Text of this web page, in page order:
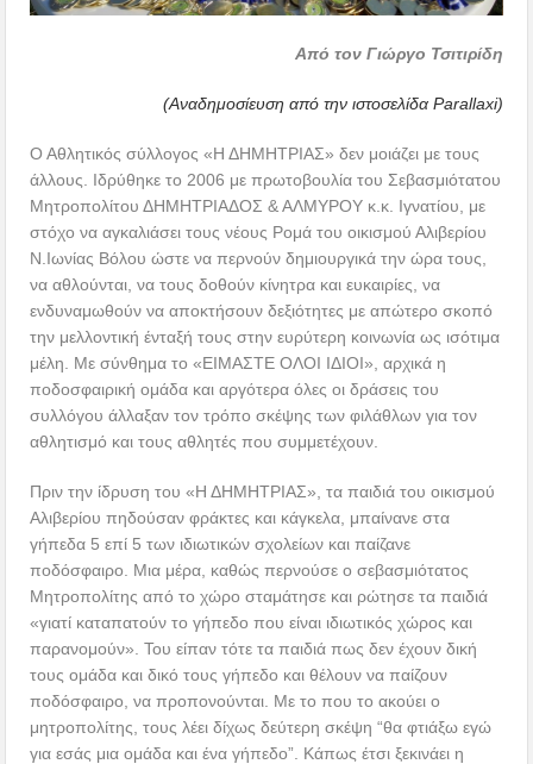
Από τoν Γιώργο Τσιτιρίδη
(Αναδημοσίευση από την ιστοσελίδα Parallaxi)
Ο Αθλητικός σύλλογος «Η ΔΗΜΗΤΡΙΑΣ» δεν μοιάζει με τους
άλλους. Ιδρύθηκε το 2006 με πρωτοβουλία του Σεβασμιότατου
Μητροπολίτου ΔΗΜΗΤΡΙΑΔΟΣ & ΑΛΜΥΡΟΥ κ.κ. Ιγνατίου, με
στόχο να αγκαλιάσει τους νέους Ρομά του οικισμού Αλιβερίου
Ν.Ιωνίας Βόλου ώστε να περνούν δημιουργικά την ώρα τους,
να αθλούνται, να τους δοθούν κίνητρα και ευκαιρίες, να
ενδυναμωθούν να αποκτήσουν δεξιότητες με απώτερο σκοπό
την μελλοντική ένταξή τους στην ευρύτερη κοινωνία ως ισότιμα
μέλη. Με σύνθημα το «ΕΙΜΑΣΤΕ OΛΟΙ ΙΔΙΟΙ», αρχικά η
ποδοσφαιρική ομάδα και αργότερα όλες οι δράσεις του
συλλόγου άλλαξαν τον τρόπο σκέψης των φιλάθλων για τον
αθλητισμό και τους αθλητές που συμμετέχουν.
Πριν την ίδρυση του «Η ΔΗΜΗΤΡΙΑΣ», τα παιδιά του οικισμού
Αλιβερίου πηδούσαν φράκτες και κάγκελα, μπαίνανε στα
γήπεδα 5 επί 5 των ιδιωτικών σχολείων και παίζανε
ποδόσφαιρο. Μια μέρα, καθώς περνούσε ο σεβασμιότατος
Μητροπολίτης από το χώρο σταμάτησε και ρώτησε τα παιδιά
«γιατί καταπατούν το γήπεδο που είναι ιδιωτικός χώρος και
παρανομούν». Του είπαν τότε τα παιδιά πως δεν έχουν δική
τους ομάδα και δικό τους γήπεδο και θέλουν να παίζουν
ποδόσφαιρο, να προπονούνται. Με το που το ακούει ο
μητροπολίτης, τους λέει δίχως δεύτερη σκέψη “θα φτιάξω εγώ
για εσάς μια ομάδα και ένα γήπεδο”. Κάπως έτσι ξεκινάει η